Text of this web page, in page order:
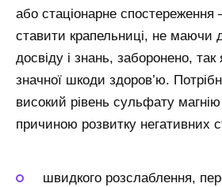
або стаціонарне спостереження
ставити крапельниці, не маючи
досвіду і знань, заборонено,
значної шкоди здоров’ю.
високий рівень сульфату
причиною розвитку негативних
швидкого розслаблення,